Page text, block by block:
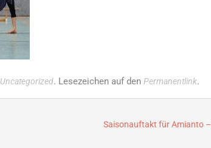
Uncategorized. Lesezeichen auf den Permanentlink.
Saisonauftakt für Amianto